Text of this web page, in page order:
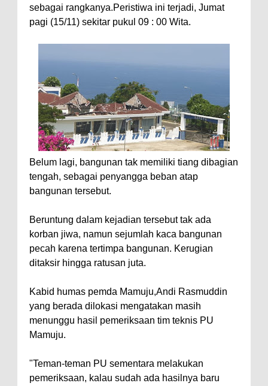
sebagai rangkanya.Peristiwa ini terjadi, Jumat
pagi (15/11) sekitar pukul 09 : 00 Wita.
Belum lagi, bangunan tak memiliki tiang dibagian
tengah, sebagai penyangga beban atap
bangunan tersebut.
Beruntung dalam kejadian tersebut tak ada
korban jiwa, namun sejumlah kaca bangunan
pecah karena tertimpa bangunan. Kerugian
ditaksir hingga ratusan juta.
Kabid humas pemda Mamuju,Andi Rasmuddin
yang berada dilokasi mengatakan masih
menunggu hasil pemeriksaan tim teknis PU
Mamuju.
"Teman-teman PU sementara melakukan
pemeriksaan, kalau sudah ada hasilnya baru